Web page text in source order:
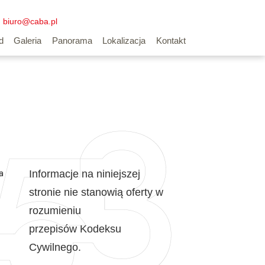
biuro@caba.pl
Kontakt
Lokalizacja
Panorama
Galeria
Informacje na niniejszej
stronie nie stanowią oferty w
rozumieniu
przepisów Kodeksu
Cywilnego.